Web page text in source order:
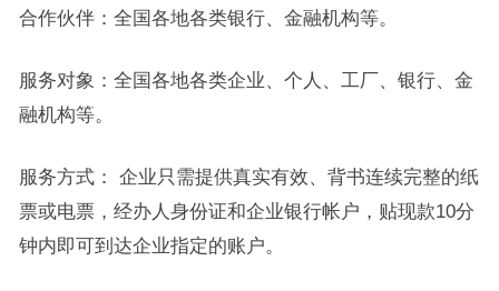
合作伙伴：全国各地各类银行、金融机构等。
服务对象：全国各地各类企业、个人、工厂、银行、金
融机构等。
服务方式： 企业只需提供真实有效、背书连续完整的纸
票或电票，经办人身份证和企业银行帐户，贴现款10分
钟内即可到达企业指定的账户。